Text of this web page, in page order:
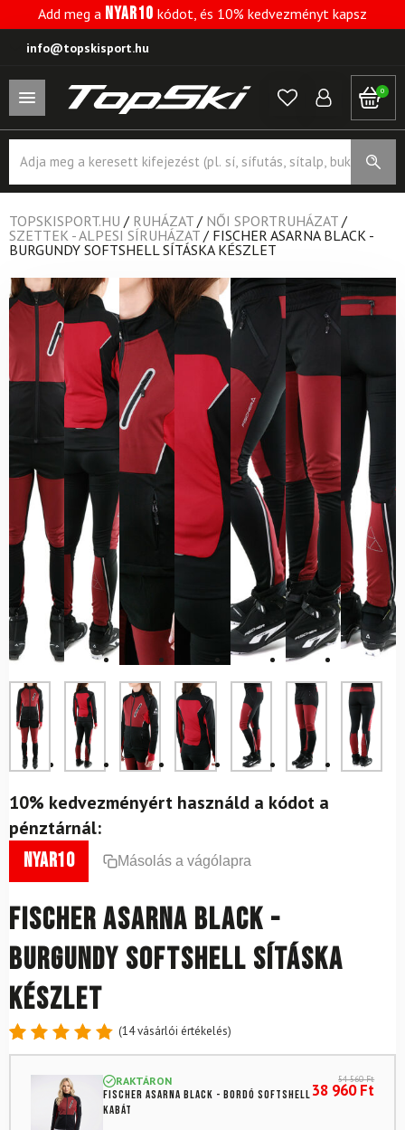
Add meg a NYAR10 kódot, és 10% kedvezményt kapsz
info@topskisport.hu
0
search
TOPSKISPORT.HU / RUHÁZAT / NŐI SPORTRUHÁZAT /
SZETTEK - ALPESI SÍRUHÁZAT / FISCHER ASARNA BLACK -
BURGUNDY SOFTSHELL SÍTÁSKA KÉSZLET
10% kedvezményért használd a kódot a
pénztárnál:
nyar10 Másolás a vágólapra
FISCHER Asarna Black -
Burgundy softshell sításka
készlet
Értékelés
4.86
5-ből,
14
értékelés
alapján
(14vásárlói értékelés)
RAKTÁRON
FISCHER Asarna Black - bordó softshell
kabát
54 560Ft
38 960Ft